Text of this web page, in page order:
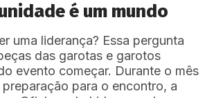
é um mundo
uma liderança? Essa pergunta
das garotas e garotos
evento começar. Durante o mês
para o encontro, a